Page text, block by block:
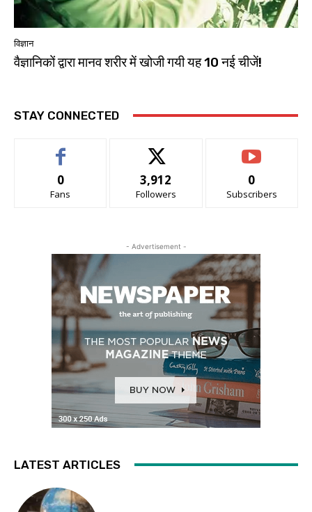
विज्ञान
वैज्ञानिकों द्वारा मानव शरीर में खोजी गयी यह 10 नई चीजें!
STAY CONNECTED
0
Fans
3,912
Followers
0
Subscribers
- Advertisement -
LATEST ARTICLES